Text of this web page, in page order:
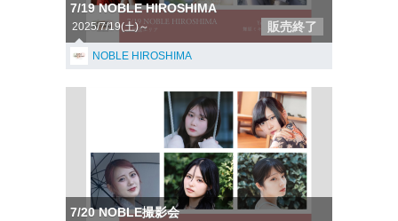
7/19 NOBLE HIROSHIMA
2025/7/19(土)～ 販売終了
NOBLE HIROSHIMA
7/20 NOBLE撮影会